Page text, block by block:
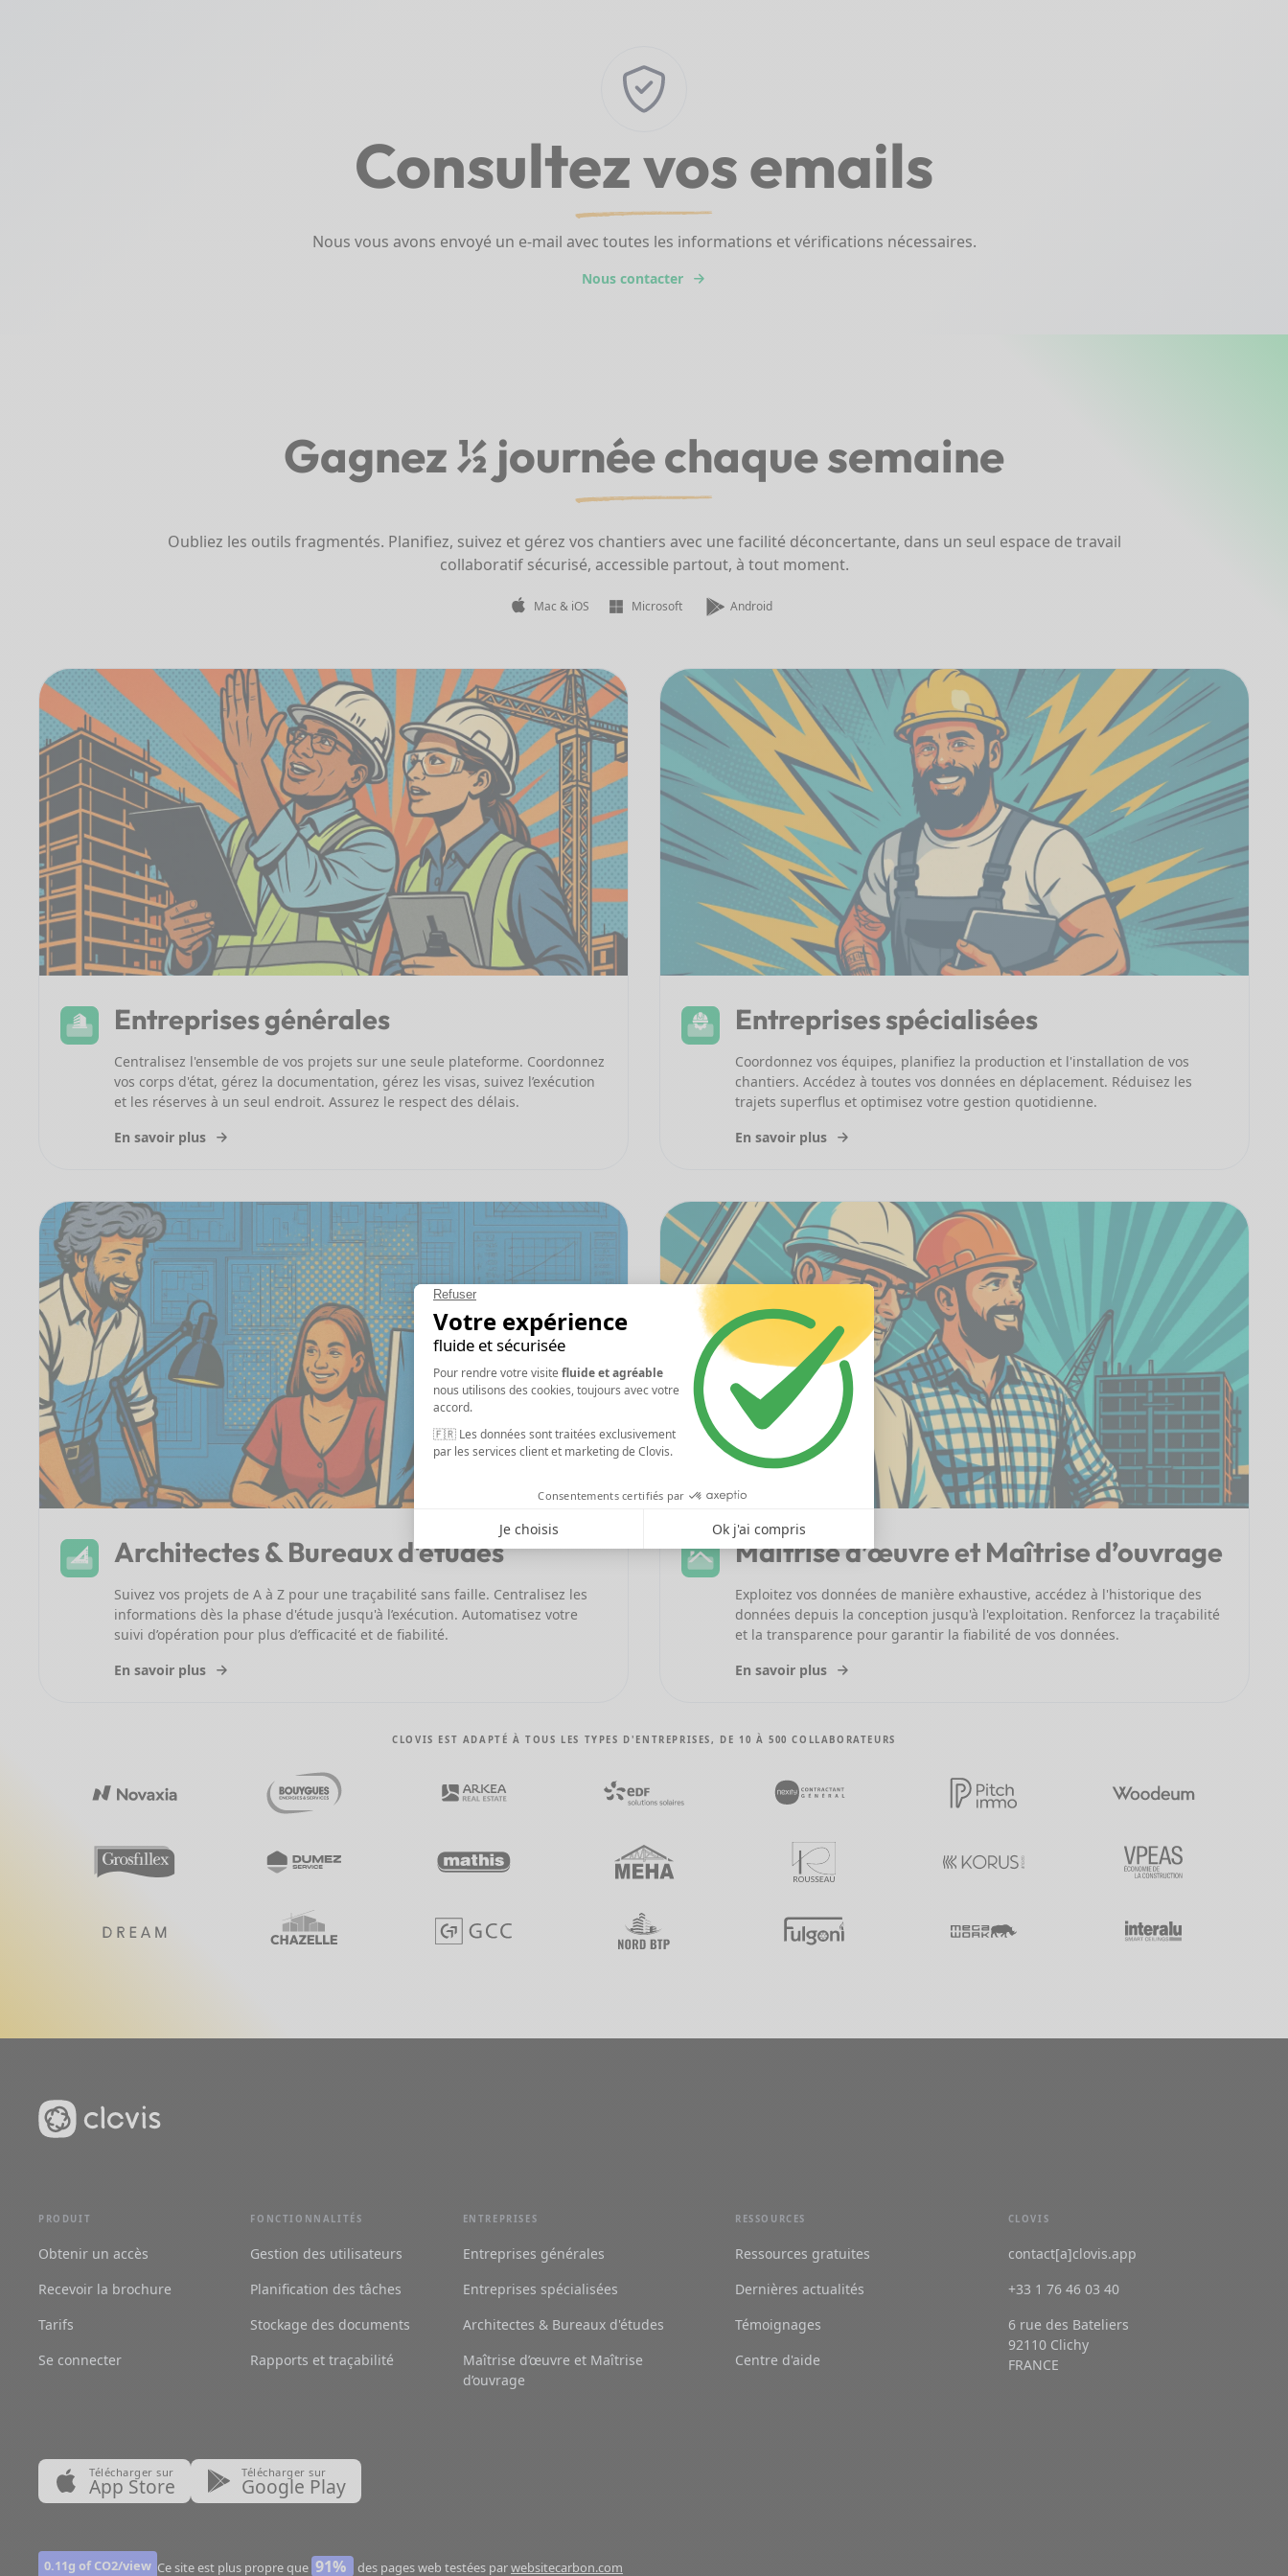
Consultez vos emails
Nous vous avons envoyé un e-mail avec toutes les informations et vérifications nécessaires.
Nous contacter
Gagnez ½ journée chaque semaine
Oubliez les outils fragmentés. Planifiez, suivez et gérez vos chantiers avec une facilité déconcertante, dans un seul espace de travail
collaboratif sécurisé, accessible partout, à tout moment.
Mac & iOS Microsoft Android
Entreprises générales
Centralisez l'ensemble de vos projets sur une seule plateforme. Coordonnez
vos corps d'état, gérez la documentation, gérez les visas, suivez l’exécution
et les réserves à un seul endroit. Assurez le respect des délais.
En savoir plus
Entreprises spécialisées
Coordonnez vos équipes, planifiez la production et l'installation de vos
chantiers. Accédez à toutes vos données en déplacement. Réduisez les
trajets superflus et optimisez votre gestion quotidienne.
En savoir plus
Architectes & Bureaux d'études
Suivez vos projets de A à Z pour une traçabilité sans faille. Centralisez les
informations dès la phase d'étude jusqu'à l’exécution. Automatisez votre
suivi d’opération pour plus d’efficacité et de fiabilité.
En savoir plus
Maîtrise d’œuvre et Maîtrise d’ouvrage
Exploitez vos données de manière exhaustive, accédez à l'historique des
données depuis la conception jusqu'à l'exploitation. Renforcez la traçabilité
et la transparence pour garantir la fiabilité de vos données.
En savoir plus
CLOVIS EST ADAPTÉ À TOUS LES TYPES D'ENTREPRISES, DE 10 À 500 COLLABORATEURS
PRODUIT
Obtenir un accès
Recevoir la brochure
Tarifs
Se connecter
FONCTIONNALITÉS
Gestion des utilisateurs
Planification des tâches
Stockage des documents
Rapports et traçabilité
ENTREPRISES
Entreprises générales
Entreprises spécialisées
Architectes & Bureaux d'études
Maîtrise d’œuvre et Maîtrise
d’ouvrage
RESSOURCES
Ressources gratuites
Dernières actualités
Témoignages
Centre d'aide
CLOVIS
contact[a]clovis.app
+33 1 76 46 03 40
6 rue des Bateliers
92110 Clichy
FRANCE
Télécharger sur
App Store
Télécharger sur
Google Play
0.11g of CO2/view Ce site est plus propre que 91% des pages web testées parwebsitecarbon.com